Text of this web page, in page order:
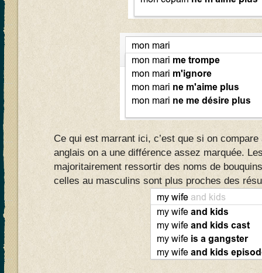
Ce qui est marrant ici, c’est que si on
anglais on a une différence assez marquée.
majoritairement ressortir des noms de
celles au masculins sont plus proches des